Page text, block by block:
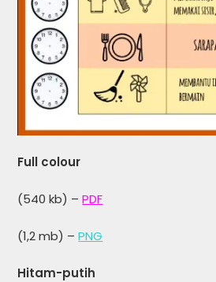
Full colour
(540 kb) –PDF
(1,2 mb) –PNG
Hitam-putih